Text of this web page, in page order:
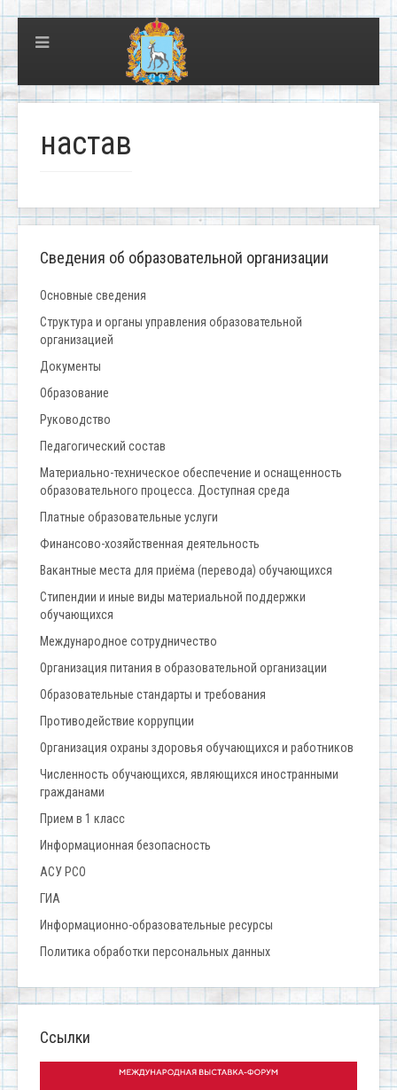
настав
Сведения об образовательной организации
Основные сведения
Структура и органы управления образовательной
организацией
Документы
Образование
Руководство
Педагогический состав
Материально-техническое обеспечение и оснащенность
образовательного процесса. Доступная среда
Платные образовательные услуги
Финансово-хозяйственная деятельность
Вакантные места для приёма (перевода) обучающихся
Стипендии и иные виды материальной поддержки
обучающихся
Международное сотрудничество
Организация питания в образовательной организации
Образовательные стандарты и требования
Противодействие коррупции
Организация охраны здоровья обучающихся и работников
Численность обучающихся, являющихся иностранными
гражданами
Прием в 1 класс
Информационная безопасность
АСУ РСО
ГИА
Информационно-образовательные ресурсы
Политика обработки персональных данных
Ссылки